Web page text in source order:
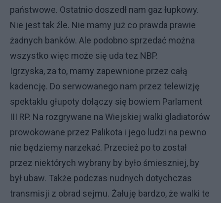
państwowe. Ostatnio doszedł nam gaz łupkowy.
Nie jest tak źle. Nie mamy już co prawda prawie
żadnych banków. Ale podobno sprzedać można
wszystko więc może się uda tez NBP.
Igrzyska, za to, mamy zapewnione przez całą
kadencję. Do serwowanego nam przez telewizję
spektaklu głupoty dołączy się bowiem Parlament
III RP. Na rozgrywane na Wiejskiej walki gladiatorów
prowokowane przez Palikota i jego ludzi na pewno
nie będziemy narzekać. Przecież po to został
przez niektórych wybrany by było śmieszniej, by
był ubaw. Także podczas nudnych dotychczas
transmisji z obrad sejmu. Żałuję bardzo, że walki te